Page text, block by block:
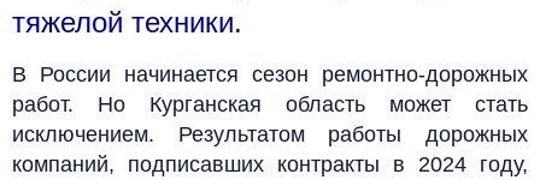
тяжелой техники.
В России начинается сезон ремонтно-дорожных
работ. Но Курганская область может стать
исключением. Результатом работы дорожных
компаний, подписавших контракты в 2024 году,